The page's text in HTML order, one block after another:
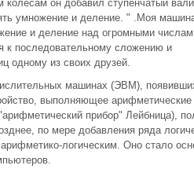
колесам он добавил ступенчатый
умножение и деление. " .Моя
и деление над огромными
к последовательному сложению и
одному из своих друзей.
машинах (ЭВМ),
выполняющее арифметические
прибор" Лейбница),
по мере добавления ряда
логическим. Оно стало